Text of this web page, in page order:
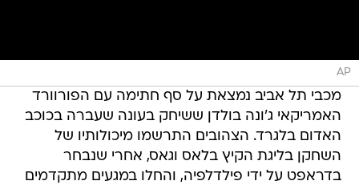
AP
מכבי תל אביב נמצאת על סף חתימה עם הפורוורד
האמריקאי ג'ונה בולדן ששיחק בעונה שעברה בכוכב
האדום בלגרד. הצהובים התרשמו מיכולותיו של
השחקן בליגת הקיץ בלאס וגאס, אחרי שנבחר
בדראפט על ידי פילדלפיה, והחלו במגעים מתקדמים